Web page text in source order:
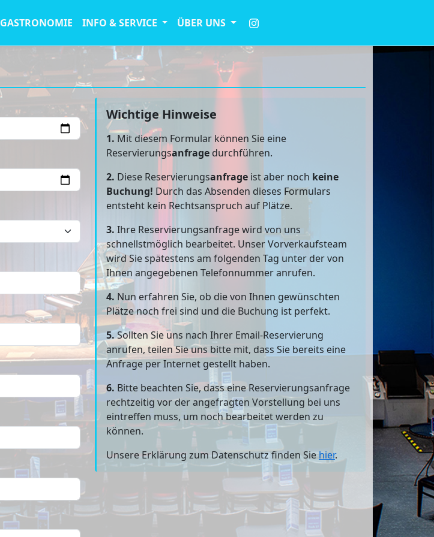
GASTRONOMIE INFO & SERVICE ÜBER UNS
Wichtige Hinweise
1. Mit diesem Formular können Sie eine
Reservierungsanfrage durchführen.
2. Diese Reservierungsanfrage ist aber noch keine
Buchung! Durch das Absenden dieses Formulars
entsteht kein Rechtsanspruch auf Plätze.
3. Ihre Reservierungsanfrage wird von uns
schnellstmöglich bearbeitet. Unser Vorverkaufsteam
wird Sie spätestens am folgenden Tag unter der von
Ihnen angegebenen Telefonnummer anrufen.
4. Nun erfahren Sie, ob die von Ihnen gewünschten
Plätze noch frei sind und die Buchung ist perfekt.
5.Sollten Sie uns nach Ihrer Email-Reservierung
anrufen, teilen Sie uns bitte mit, dass Sie bereits eine
Anfrage per Internet gestellt haben.
6. Bitte beachten Sie, dass eine Reservierungsanfrage
rechtzeitig vor der angefragten Vorstellung bei uns
eintreffen muss, um noch bearbeitet werden zu
können.
Unsere Erklärung zum Datenschutz finden Siehier.